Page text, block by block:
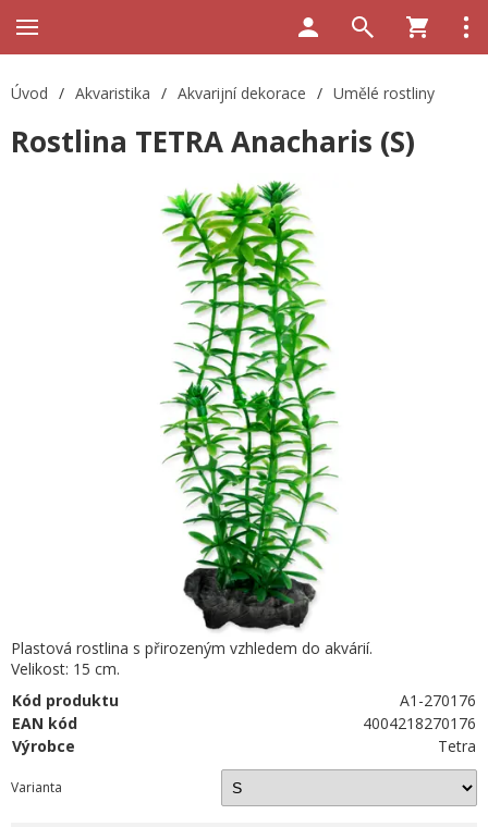
Úvod / Akvaristika / Akvarijní dekorace / Umělé rostliny
Rostlina TETRA Anacharis (S)
Plastová rostlina s přirozeným vzhledem do akvárií.
Velikost: 15 cm.
Kód produktu
A1-270176
EAN kód
4004218270176
Výrobce
Tetra
Varianta